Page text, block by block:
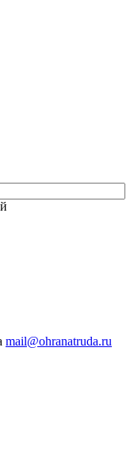
mail@ohranatruda.ru